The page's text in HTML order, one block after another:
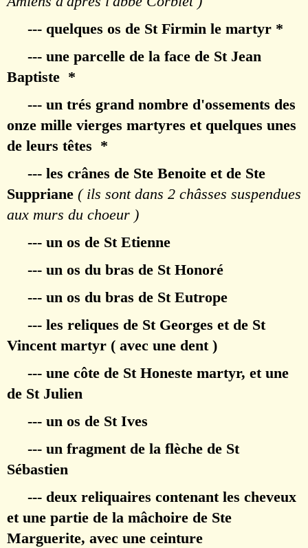
--- quelques os de St Firmin le martyr *
--- une parcelle de la face de St Jean
Baptiste *
--- un trés grand nombre d'ossements des
onze mille vierges martyres et quelques unes
de leurs têtes *
--- les crânes de Ste Benoite et de Ste
Suppriane ( ils sont dans 2 châsses suspendues
aux murs du choeur )
--- un os de St Etienne
--- un os du bras de St Honoré
--- un os du bras de St Eutrope
--- les reliques de St Georges et de St
Vincent martyr ( avec une dent )
--- une côte de St Honeste martyr, et une
de St Julien
--- un os de St Ives
--- un fragment de la flèche de St
Sébastien
--- deux reliquaires contenant les cheveux
et une partie de la mâchoire de Ste
Marguerite, avec une ceinture